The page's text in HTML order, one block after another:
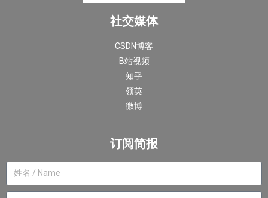
社交媒体
CSDN博客
B站视频
知乎
领英
微博
订阅简报